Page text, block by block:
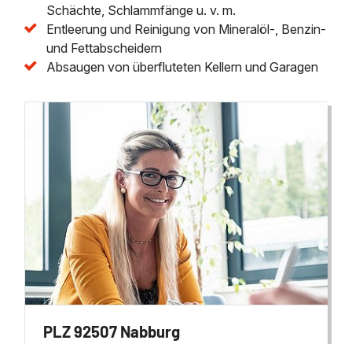
Schächte, Schlammfänge u. v. m.
Entleerung und Reinigung von Mineralöl-, Benzin-
und Fettabscheidern
Absaugen von überfluteten Kellern und Garagen
PLZ 92507 Nabburg